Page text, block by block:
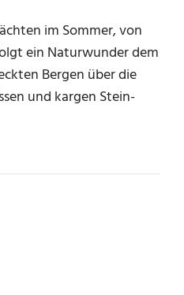
im Sommer, von
ein Naturwunder dem
Bergen über die
und kargen Stein-